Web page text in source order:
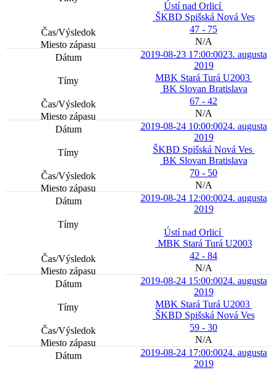
Ústí nad Orlicí
ŠKBD Spišská Nová Ves
47 - 75
N/A
2019-08-23 17:00:0023. augusta
2019
MBK Stará Turá U2003
BK Slovan Bratislava
67 - 42
N/A
2019-08-24 10:00:0024. augusta
2019
ŠKBD Spišská Nová Ves
BK Slovan Bratislava
70 - 50
N/A
2019-08-24 12:00:0024. augusta
2019
Ústí nad Orlicí
MBK Stará Turá U2003
42 - 84
N/A
2019-08-24 15:00:0024. augusta
2019
MBK Stará Turá U2003
ŠKBD Spišská Nová Ves
59 - 30
N/A
2019-08-24 17:00:0024. augusta
2019